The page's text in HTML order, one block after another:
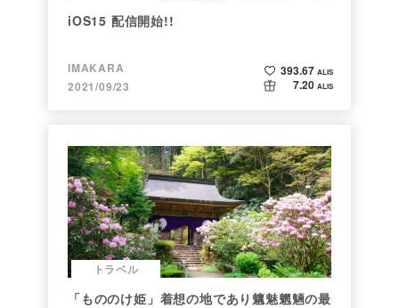
iOS15 配信開始!!
IMAKARA
2021/09/23
393.67 ALIS
7.20 ALIS
トラベル
「もののけ姫」着想の地であり魑魅魍魎の最